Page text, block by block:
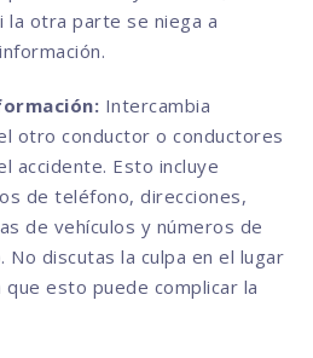
la otra parte se niega a
Intercambia
otro conductor o conductores
accidente. Esto incluye
de teléfono, direcciones,
de vehículos y números de
No discutas la culpa en el lugar
esto puede complicar la